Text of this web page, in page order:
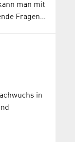
man mit
Fragen…
in